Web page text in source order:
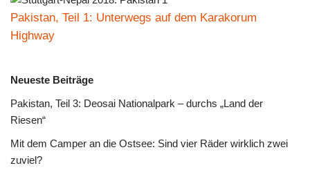
Pakistan, Teil 1: Unterwegs auf dem Karakorum
Highway
Neueste Beiträge
Pakistan, Teil 3: Deosai Nationalpark – durchs „Land der
Riesen“
Mit dem Camper an die Ostsee: Sind vier Räder wirklich zwei
zuviel?